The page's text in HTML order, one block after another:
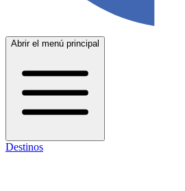
Abrir el menú principal
Destinos